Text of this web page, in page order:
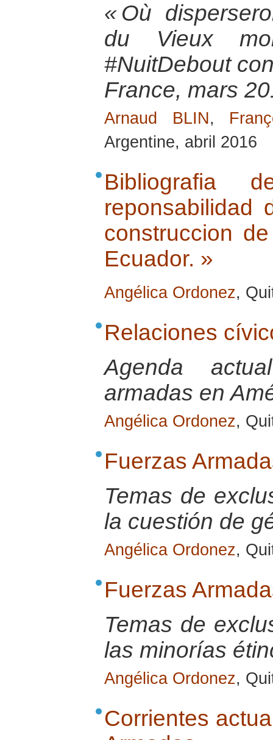
« Où
du Vieux
#NuitDebout
France, mars
Arnaud BLIN,
Argentine, abril 2016
Bibliografia
reponsabilidad
construccion
Ecuador. »
Angélica Ordonez,
Relaciones
Agenda
armadas en
Angélica Ordonez,
Fuerzas
Temas de
la cuestión de
Angélica Ordonez,
Fuerzas
Temas de
las minorías
Angélica Ordonez,
Corrientes